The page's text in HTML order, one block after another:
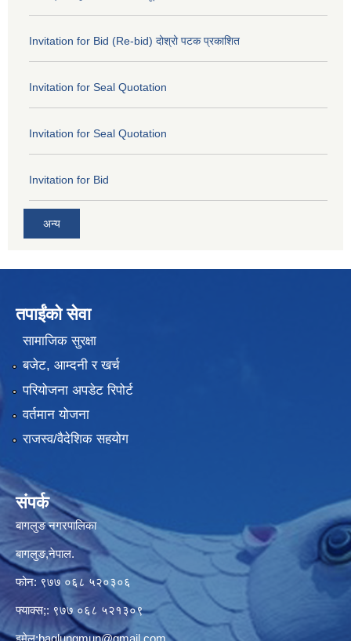
Invitation for Bid (Re-bid) दोश्रो पटक प्रकाशित
Invitation for Seal Quotation
Invitation for Seal Quotation
Invitation for Bid
अन्य
तपाईंको सेवा
सामाजिक सुरक्षा
बजेट, आम्दनी र खर्च
परियोजना अपडेट रिपोर्ट
वर्तमान योजना
राजस्व/वैदेशिक सहयोग
संपर्क
बागलुङ नगरपालिका
बागलुङ,नेपाल.
फोन: ९७७ ०६८ ५२०३०६
फ्याक्स;: ९७७ ०६८ ५२१३०९